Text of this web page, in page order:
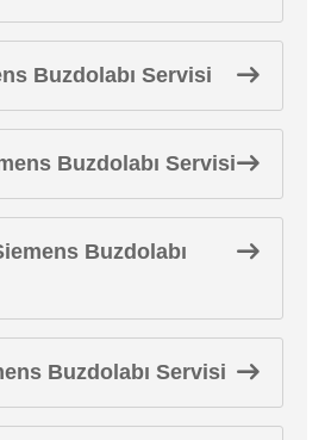
Buzdolabı Servisi
Buzdolabı Servisi
Buzdolabı
Buzdolabı Servisi